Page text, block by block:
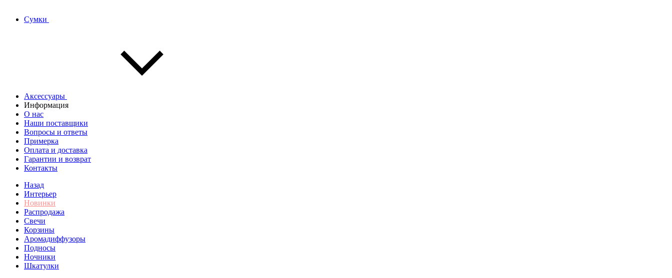
Сумки
Аксессуары
Информация
О нас
Наши поставщики
Вопросы и ответы
Примерка
Оплата и доставка
Гарантии и возврат
Контакты
Назад
Интерьер
Новинки
Распродажа
Свечи
Корзины
Аромадиффузоры
Подносы
Ночники
Шкатулки